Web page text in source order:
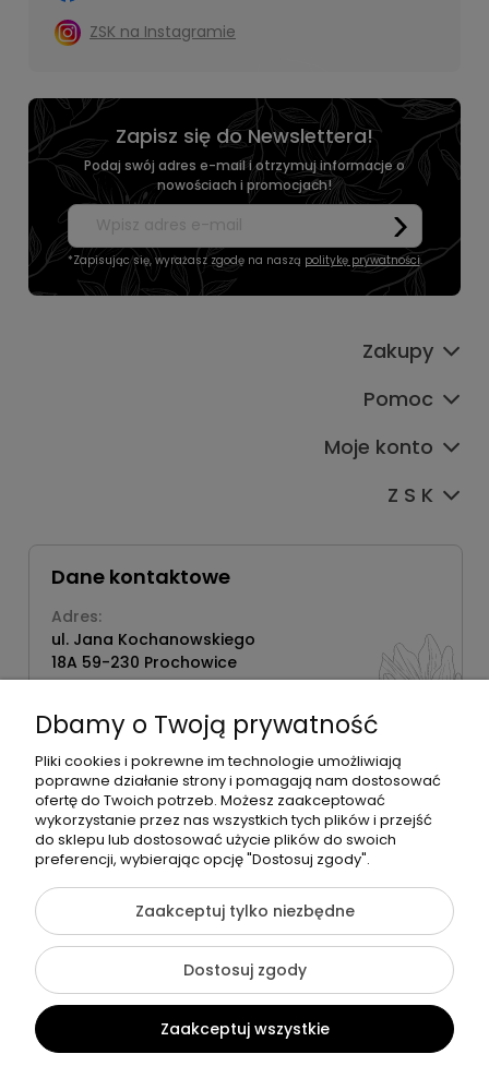
ZSK na Instagramie
Zapisz się do Newslettera!
Podaj swój adres e-mail i otrzymuj informacje o
nowościach i promocjach!
*Zapisując się, wyrażasz zgodę na naszą politykę prywatności.
Zakupy
Pomoc
Moje konto
Z S K
Dane kontaktowe
Adres:
ul. Jana Kochanowskiego
18A 59-230 Prochowice
Numer NIP:
Telefon:
518358020
©2026 Wszelkie Prawa Zastrzeżone | Zrób Sobie Krem
Szablon Flex byEcommercy
Pokaż pełną wersję strony
Sklep internetowy Shoper Premium
Dbamy o Twoją prywatność
Pliki cookies i pokrewne im technologie umożliwiają
poprawne działanie strony i pomagają nam dostosować
ofertę do Twoich potrzeb. Możesz zaakceptować
wykorzystanie przez nas wszystkich tych plików i przejść
do sklepu lub dostosować użycie plików do swoich
preferencji, wybierając opcję "Dostosuj zgody".
Zaakceptuj tylko niezbędne
Dostosuj zgody
Zaakceptuj wszystkie